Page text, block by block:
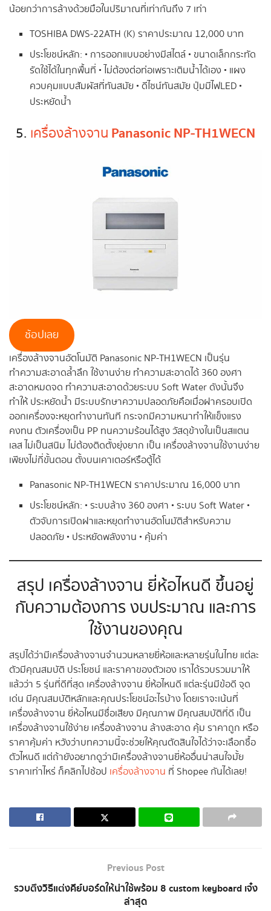
น้อยกว่าการล้างด้วยมือในปริมาณที่เท่ากันถึง 7 เท่า
TOSHIBA DWS-22ATH (K) ราคาประมาณ 12,000 บาท
ประโยชน์หลัก: • การออกแบบอย่างมีสไตล์ • ขนาดเล็กกระทัด
รัดใช้ได้ในทุกพื้นที่ • ไม่ต้องต่อท่อเพราะเติมน้ำได้เอง • แผง
ควบคุมแบบสัมผัสที่ทันสมัย • ดีไซน์ทันสมัย ปุ่มมีไฟLED •
ประหยัดน้ำ
5. เครื่องล้างจาน Panasonic NP-TH1WECN
ช้อปเลย
เครื่องล้างจานอัตโนมัติ Panasonic NP-TH1WECN เป็นรุ่น
ทำความสะอาดล้ำลึก ใช้งานง่าย ทำความสะอาดได้ 360 องศา
สะอาดหมดจด ทำความสะอาดด้วยระบบ Soft Water ดังนั้นจึง
ทำให้ ประหยัดน้ำ มีระบบรักษาความปลอดภัยคือเมื่อฝาครอบเปิด
ออกเครื่องจะหยุดทำงานทันที กระจกมีความหนาทำให้แข็งแรง
คงทน ตัวเครื่องเป็น PP ทนความร้อนได้สูง วัสดุข้างในเป็นสแตน
เลส ไม่เป็นสนิม ไม่ต้องติดตั้งยุ่งยาก เป็น เครื่องล้างจานใช้งานง่าย
เพียงไม่กี่ขั้นตอน ตั้งบนเคาเตอร์หรือตู้ได้
Panasonic NP-TH1WECN ราคาประมาณ 16,000 บาท
ประโยชน์หลัก: • ระบบล้าง 360 องศา • ระบบ Soft Water •
ตัวจับการเปิดฝาและหยุดทำงานอัตโนมัติสำหรับความ
ปลอดภัย • ประหยัดพลังงาน • คุ้มค่า
สรุป เครื่องล้างจาน ยี่ห้อไหนดี ขึ้นอยู่
กับความต้องการ งบประมาณ และการ
ใช้งานของคุณ
สรุปได้ว่ามีเครื่องล้างจานจำนวนหลายยี่ห้อและหลายรุ่นในไทย แต่ละ
ตัวมีคุณสมบัติ ประโยชน์ และราคาของตัวเอง เราได้รวบรวมมาให้
แล้วว่า 5 รุ่นที่ดีที่สุด เครื่องล้างจาน ยี่ห้อไหนดี แต่ละรุ่นมีข้อดี จุด
เด่น มีคุณสมบัติหลักและคุณประโยชน์อะไรบ้าง โดยเราจะเน้นที่
เครื่องล้างจาน ยี่ห้อไหนมีชื่อเสียง มีคุณภาพ มีคุณสมบัติที่ดี เป็น
เครื่องล้างจานใช้ง่าย เครื่องล้างจาน ล้างสะอาด คุ้ม ราคาถูก หรือ
ราคาคุ้มค่า หวังว่าบทความนี้จะช่วยให้คุณตัดสินใจได้ว่าจะเลือกซื้อ
ตัวไหนดี แต่ถ้ายังอยากดูว่ามีเครื่องล้างจานยี่ห้ออื่นน่าสนใจมั้ย
ราคาเท่าไหร่ ก็คลิกไปช้อป เครื่องล้างจาน ที่ Shopee กันได้เลย!
Previous Post
รวบตึงวิธีแต่งคีย์บอร์ดให้น่าใช้พร้อม 8 custom keyboard เจ๋ง
ล่าสุด